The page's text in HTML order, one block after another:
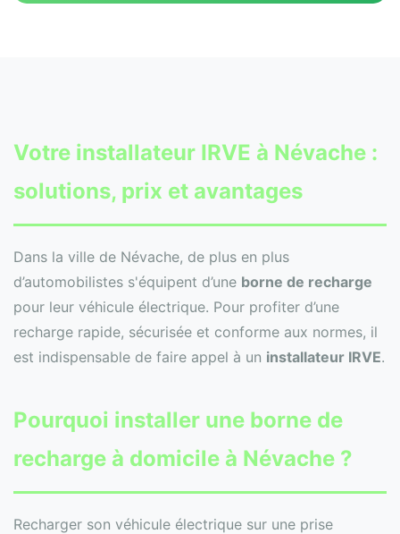
Votre installateur IRVE à Névache :
solutions, prix et avantages
Dans la ville de Névache, de plus en plus
d’automobilistes s'équipent d’une borne de recharge
pour leur véhicule électrique. Pour profiter d’une
recharge rapide, sécurisée et conforme aux normes, il
est indispensable de faire appel à un installateur IRVE.
Pourquoi installer une borne de
recharge à domicile à Névache ?
Recharger son véhicule électrique sur une prise